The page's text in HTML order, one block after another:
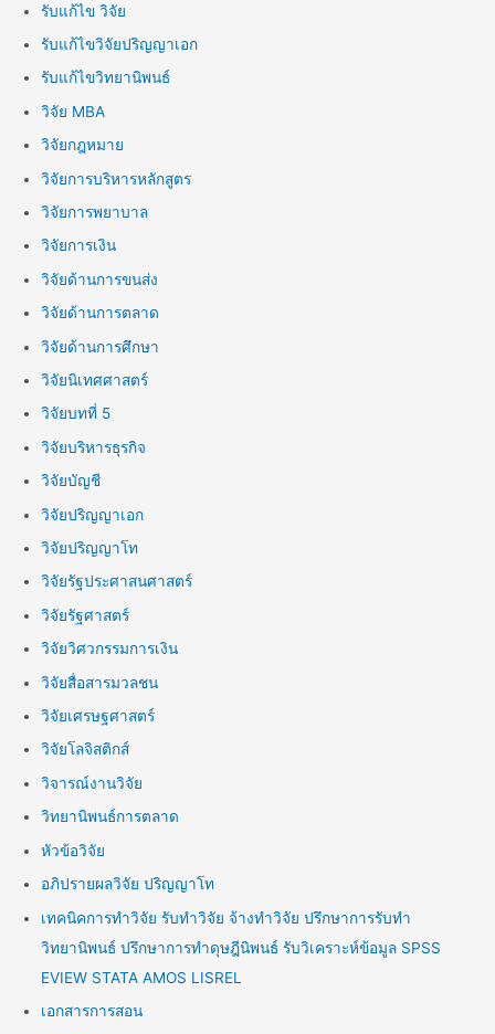
รับแก้ไข วิจัย
รับแก้ไขวิจัยปริญญาเอก
รับแก้ไขวิทยานิพนธ์
วิจัย MBA
วิจัยกฎหมาย
วิจัยการบริหารหลักสูตร
วิจัยการพยาบาล
วิจัยการเงิน
วิจัยด้านการขนส่ง
วิจัยด้านการตลาด
วิจัยด้านการศึกษา
วิจัยนิเทศศาสตร์
วิจัยบทที่ 5
วิจัยบริหารธุรกิจ
วิจัยบัญชี
วิจัยปริญญาเอก
วิจัยปริญญาโท
วิจัยรัฐประศาสนศาสตร์
วิจัยรัฐศาสตร์
วิจัยวิศวกรรมการเงิน
วิจัยสื่อสารมวลชน
วิจัยเศรษฐศาสตร์
วิจัยโลจิสติกส์
วิจารณ์งานวิจัย
วิทยานิพนธ์การตลาด
หัวข้อวิจัย
อภิปรายผลวิจัย ปริญญาโท
เทคนิคการทำวิจัย รับทำวิจัย จ้างทำวิจัย ปรึกษาการรับทำ
วิทยานิพนธ์ ปรึกษาการทำดุษฎีนิพนธ์ รับวิเคราะห์ข้อมูล SPSS
EVIEW STATA AMOS LISREL
เอกสารการสอน